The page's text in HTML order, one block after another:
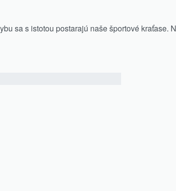
sa s istotou postarajú naše športové